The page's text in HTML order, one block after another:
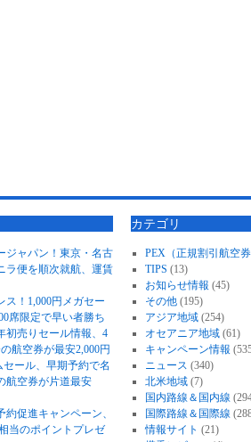
ジャパン！東京・名古
ラ便を順次就航、運賃
ス！1,000円メガセー
席限定で早い者勝ち
初売りセール情報、4
航空券が最安2,000円
ール、早期予約で名
航空券が片道最安
約促進キャンペーン、
当のポイントプレゼ
カテゴリ
PEX（正規割引航空券
TIPS (13)
お知らせ情報 (45)
その他(195)
アジア地域(254)
オセアニア地域(61)
キャンペーン情報
ニュース (340)
北米地域(7)
国内路線＆国内線
国際路線＆国際線
情報サイト (21)